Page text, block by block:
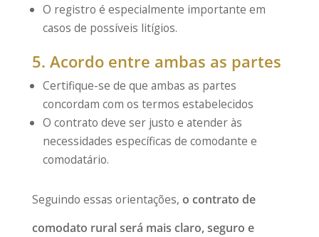
O registro é especialmente importante em
casos de possíveis litígios.
5. Acordo entre ambas as partes
Certifique-se de que ambas as partes
concordam com os termos estabelecidos
O contrato deve ser justo e atender às
necessidades específicas de comodante e
comodatário.
Seguindo essas orientações, o contrato de
comodato rural será mais claro, seguro e